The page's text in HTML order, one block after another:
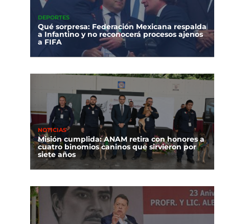
DEPORTES
Qué sorpresa: Federación Mexicana respalda
a Infantino y no reconocerá procesos ajenos
a FIFA
NOTICIAS
Misión cumplida: ANAM retira con honores a
cuatro binomios caninos que sirvieron por
siete años